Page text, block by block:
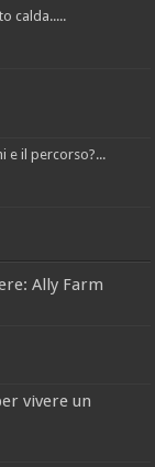
calda.....
e il percorso?...
Ally Farm
vivere un